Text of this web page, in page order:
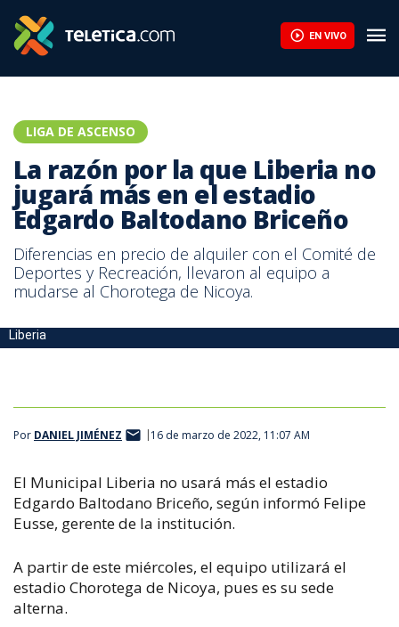
EN VIVO
LIGA DE ASCENSO
La razón por la que Liberia no
jugará más en el estadio
Edgardo Baltodano Briceño
Diferencias en precio de alquiler con el Comité de
Deportes y Recreación, llevaron al equipo a
mudarse al Chorotega de Nicoya.
Liberia
Por DANIEL JIMÉNEZ 16 de marzo de 2022, 11:07 AM
El Municipal Liberia no usará más el estadio
Edgardo Baltodano Briceño, según informó Felipe
Eusse, gerente de la institución.
A partir de este miércoles, el equipo utilizará el
estadio Chorotega de Nicoya, pues es su sede
alterna.